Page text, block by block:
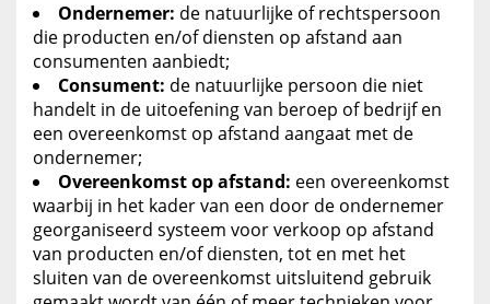
Ondernemer: de natuurlijke of rechtspersoon
die producten en/of diensten op afstand aan
consumenten aanbiedt;
Consument: de natuurlijke persoon die niet
handelt in de uitoefening van beroep of bedrijf en
een overeenkomst op afstand aangaat met de
ondernemer;
Overeenkomst op afstand: een overeenkomst
waarbij in het kader van een door de ondernemer
georganiseerd systeem voor verkoop op afstand
van producten en/of diensten, tot en met het
sluiten van de overeenkomst uitsluitend gebruik